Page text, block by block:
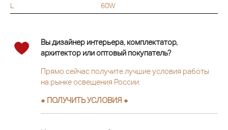
L
60W
Вы дизайнер интерьера, комплектатор,
архитектор или оптовый покупатель?
Прямо сейчас получите лучшие условия работы
на рынке освещения России.
● ПОЛУЧИТЬ УСЛОВИЯ ●